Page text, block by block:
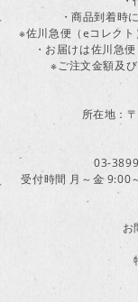
・商品到着時
※佐川急便（eコレクト
・お届けは佐川急
※ご注文金額及び
所在地：
03-
受付時間 月～金
お